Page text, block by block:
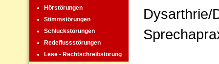
Hörstörungen
Stimmstörungen
Schluckstörungen
Redeflussstörungen
Lese - Rechtschreibstörung
Dysarthrie/